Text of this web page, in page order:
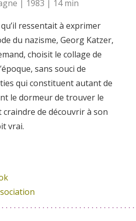
| 1983 | 14 min
ressentait à exprimer
du nazisme, Georg Katzer,
choisit le collage de
sans souci de
qui constituent autant de
le dormeur de trouver le
de découvrir à son
vrai.